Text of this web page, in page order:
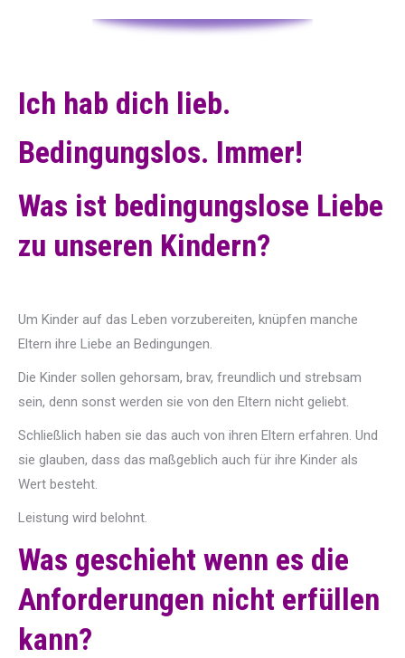
Ich hab dich lieb.
Bedingungslos. Immer!
Was ist bedingungslose Liebe
zu unseren Kindern?
Um Kinder auf das Leben vorzubereiten, knüpfen manche
Eltern ihre Liebe an Bedingungen.
Die Kinder sollen gehorsam, brav, freundlich und strebsam
sein, denn sonst werden sie von den Eltern nicht geliebt.
Schließlich haben sie das auch von ihren Eltern erfahren. Und
sie glauben, dass das maßgeblich auch für ihre Kinder als
Wert besteht.
Leistung wird belohnt.
Was geschieht wenn es die
Anforderungen nicht erfüllen
kann?